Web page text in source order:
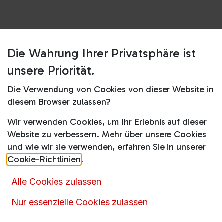
Shop KTS1135
KTS1135
Produktdatenblatt
249,00€ inkl. MwSt.359,00 €
In den Warenkorb
Die Wahrung Ihrer Privatsphäre ist
unsere Priorität.
Die Verwendung von Cookies von dieser Website in
diesem Browser zulassen?
Wir verwenden Cookies, um Ihr Erlebnis auf dieser
Website zu verbessern. Mehr über unsere Cookies
und wie wir sie verwenden, erfahren Sie in unserer
Cookie-Richtlinien.
Alle Cookies zulassen
Nur essenzielle Cookies zulassen